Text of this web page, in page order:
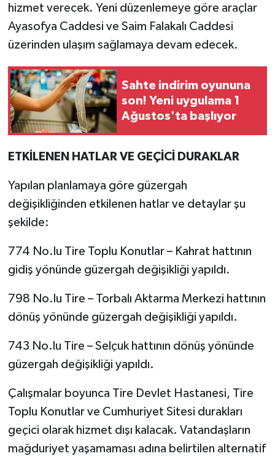
hizmet verecek. Yeni düzenlemeye göre araçlar
Ayasofya Caddesi ve Saim Falakalı Caddesi
üzerinden ulaşım sağlamaya devam edecek.
Sahte indirim oyununa
son! Yeni uygulama 1
Ağustos'ta başlıyor
ETKİLENEN HATLAR VE GEÇİCİ DURAKLAR
Yapılan planlamaya göre güzergah
değişikliğinden etkilenen hatlar ve detaylar şu
şekilde:
774 No.lu Tire Toplu Konutlar – Kahrat hattının
gidiş yönünde güzergah değişikliği yapıldı.
798 No.lu Tire – Torbalı Aktarma Merkezi hattının
dönüş yönünde güzergah değişikliği yapıldı.
743 No.lu Tire – Selçuk hattının dönüş yönünde
güzergah değişikliği yapıldı.
Çalışmalar boyunca Tire Devlet Hastanesi, Tire
Toplu Konutlar ve Cumhuriyet Sitesi durakları
geçici olarak hizmet dışı kalacak. Vatandaşların
mağduriyet yaşamaması adına belirtilen alternatif